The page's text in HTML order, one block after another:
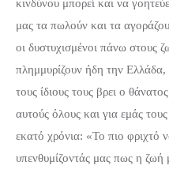
κινδύνου μπορεί και να
μας τα πωλούν και τα
οι δυστυχισμένοι πάνω στους
πλημμυρίζουν ήδη την Ελλάδα,
τους ίδιους τους βρει ο
αυτούς όλους και για εμάς
εκατό χρόνια: «To πιο φριχτό
υπενθυμίζοντάς μας πως η ζωή